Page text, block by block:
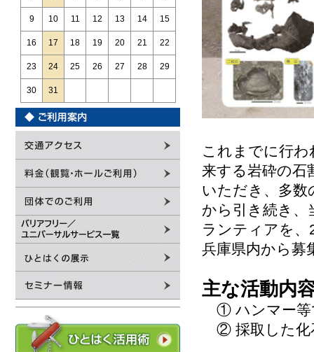
9 10 11 12 13 14 15
16 17 18 19 20 21 22
23 24 25 26 27 28 29
30 31
これまでに行
来する岩砕の石
いただき、多数
から引き続き、
ランティアを、
兵庫県内から募
主な活動内
① ハンマー等
② 採取した化